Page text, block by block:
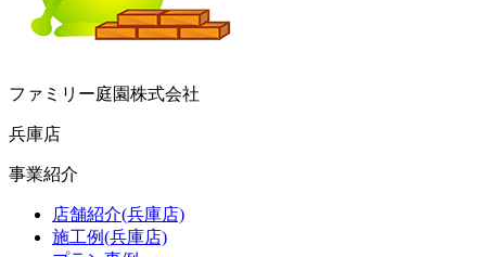
ファミリー庭園株式会社
兵庫店
事業紹介
店舗紹介(兵庫店)
施工例(兵庫店)